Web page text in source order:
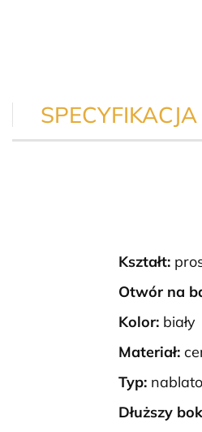
Kształt:
Otwór na
Kolor: biały
Materiał:
Typ:
Dłuższy bok